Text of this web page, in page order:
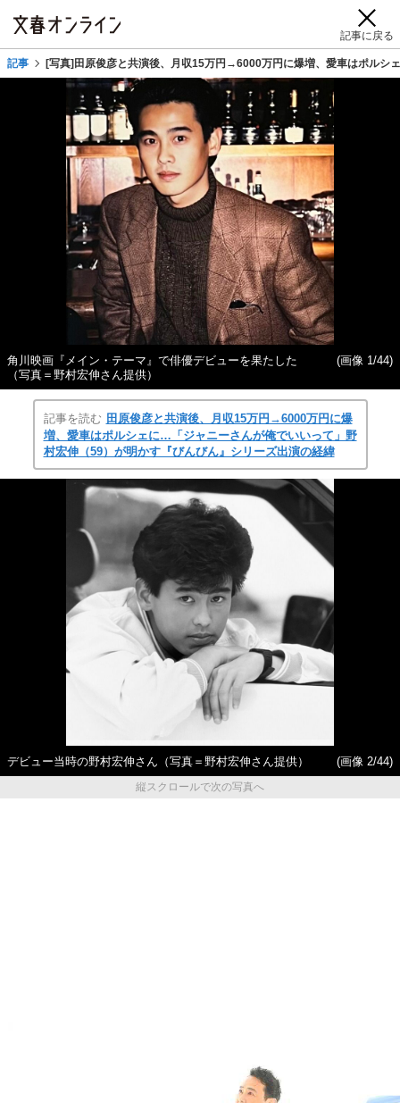
記事に戻る
記事 [写真]田原俊彦と共演後、月収15万円→6000万円に爆増、愛車はポルシ
角川映画『メイン・テーマ』で俳優デビューを果たした
（写真＝野村宏伸さん提供）
(画像 1/44)
記事を読む 田原俊彦と共演後、月収15万円→6000万円に爆
増、愛車はポルシェに…「ジャニーさんが俺でいいって」野
村宏伸（59）が明かす『びんびん』シリーズ出演の経緯
デビュー当時の野村宏伸さん（写真＝野村宏伸さん提供）
(画像 2/44)
縦スクロールで次の写真へ